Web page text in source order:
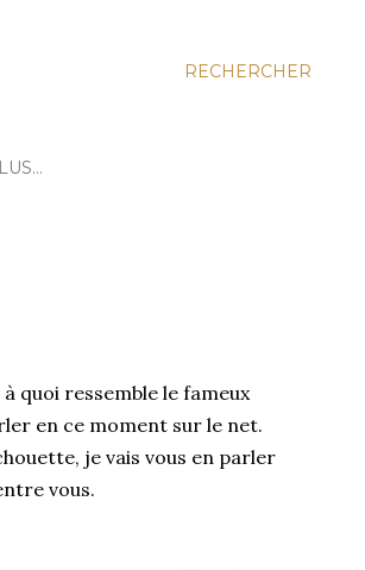
RECHERCHER
quoi ressemble le fameux
en ce moment sur le net.
je vais vous en parler
vous.